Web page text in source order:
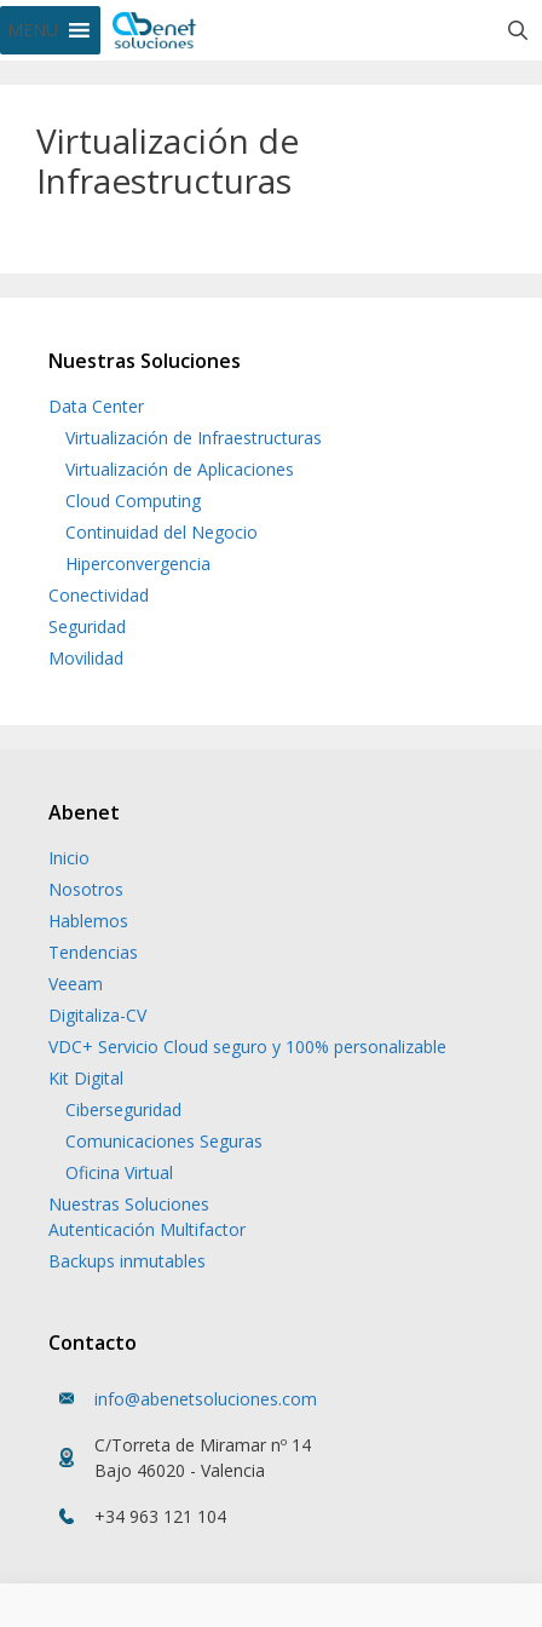
MENU
Virtualización de
Infraestructuras
Nuestras Soluciones
Data Center
Virtualización de Infraestructuras
Virtualización de Aplicaciones
Cloud Computing
Continuidad del Negocio
Hiperconvergencia
Conectividad
Seguridad
Movilidad
Abenet
Inicio
Nosotros
Hablemos
Tendencias
Veeam
Digitaliza-CV
VDC+ Servicio Cloud seguro y 100% personalizable
Kit Digital
Ciberseguridad
Comunicaciones Seguras
Oficina Virtual
Nuestras Soluciones
Autenticación Multifactor
Backups inmutables
Contacto
info@abenetsoluciones.com
C/Torreta de Miramar nº 14
Bajo 46020 - Valencia
+34 963 121 104